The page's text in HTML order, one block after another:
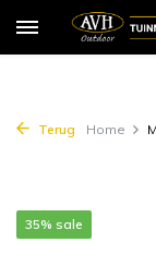
Terug Home
35% sale